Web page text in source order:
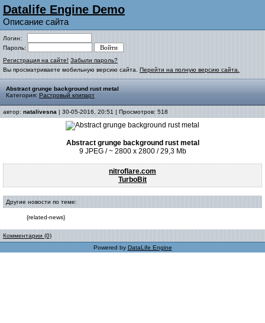
Datalife Engine Demo
Описание сайта
Логин:
Пароль:
Регистрация на сайте! Забыли пароль?
Вы просматриваете мобильную версию сайта. Перейти на полную версию сайта.
Abstract grunge background rust metal
Категория: Растровый клипарт
автор: natalivesna | 30-05-2016, 20:51 | Просмотров: 518
Abstract grunge background rust metal
9 JPEG / ~ 2800 x 2800 / 29,3 Mb
nitroflare.com
TurboBit
Другие новости по теме:
{related-news}
Комментарии (0)
Powered by DataLife Engine